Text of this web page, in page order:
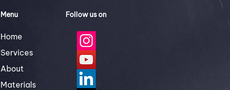
Menu
Home
Services
About
Materials
Follow us on